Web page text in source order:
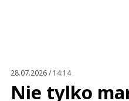
28.07.2026 / 14:14
Nie tylko